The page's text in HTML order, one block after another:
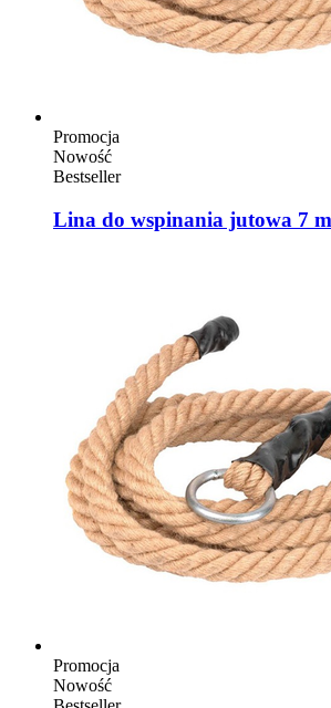
Promocja
Nowość
Bestseller
Lina do wspinania jutowa 7 m
Promocja
Nowość